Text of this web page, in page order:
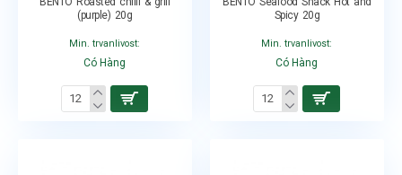
(purple) 20g
Min. trvanlivost:
Có Hàng
Spicy 20g
Min. trvanlivost:
Có Hàng